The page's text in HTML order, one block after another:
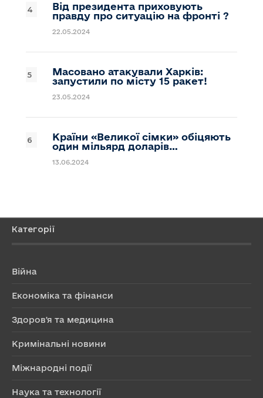
Від президента приховують
правду про ситуацію на фронті ?
22.05.2024
Масовано атакували Харків:
запустили по місту 15 ракет!
23.05.2024
Країни «Великої сімки» обіцяють
один мільярд доларів…
13.06.2024
Категорії
Війна
Економіка та фінанси
Здоров'я та медицина
Кримінальні новини
Міжнародні події
Наука та технології